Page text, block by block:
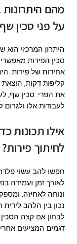
מהם היתרונות
על פני סכין
היתרון המרכזי הוא
סכין הפירות
אחידות של פירות.
קליפות דקות, הוצאת
את הפרי. סכין שף,
לעבודות אלו ולגרום
אילו תכונות
לחיתוך פירות?
חפשו להב עשוי
לאורך זמן ועמידה
ונוחה לאחיזה,
נכון בין הלהב
לבחון אם קצה
דגמים המציעים